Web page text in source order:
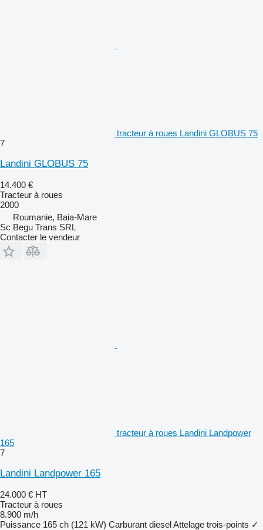
tracteur à roues Landini GLOBUS 75
7
Landini GLOBUS 75
14.400 €
Tracteur à roues
2000
Roumanie, Baia-Mare
Sc Begu Trans SRL
Contacter le vendeur
tracteur à roues Landini Landpower
165
7
Landini Landpower 165
24.000 € HT
Tracteur à roues
8.900 m/h
Puissance 165 ch (121 kW) Carburant dieselAttelage trois-points ✓